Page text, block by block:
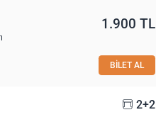
1.900 TL
BİLET AL
2+2